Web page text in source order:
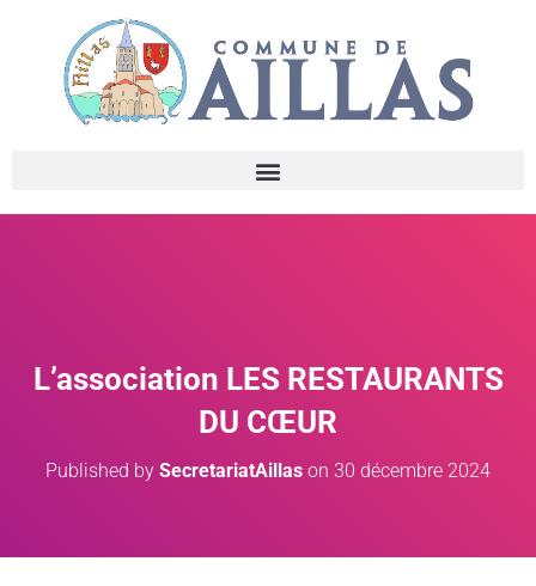
L’association LES RESTAURANTS
DU CŒUR
Published by SecretariatAillas on 30 décembre 2024